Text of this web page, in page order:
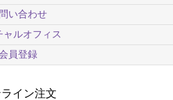
い合わせ
ャルオフィス
員登録
イン注文